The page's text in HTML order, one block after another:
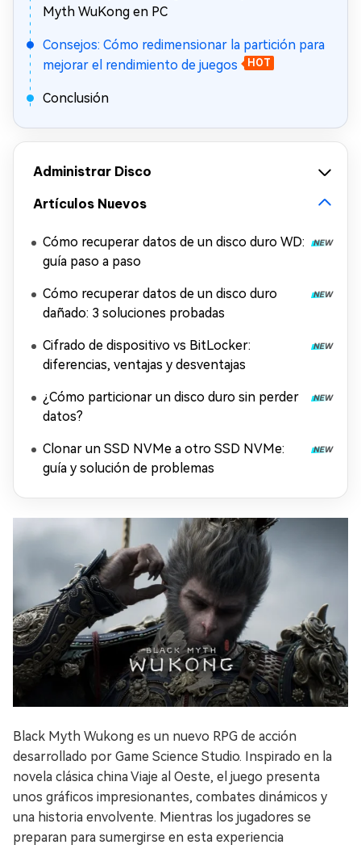
Myth WuKong en PC
Consejos: Cómo redimensionar la partición para
mejorar el rendimiento de juegos
HOT
Conclusión
Administrar Disco
Artículos Nuevos
Cómo recuperar datos de un disco duro WD:
guía paso a paso
Cómo recuperar datos de un disco duro
dañado: 3 soluciones probadas
Cifrado de dispositivo vs BitLocker:
diferencias, ventajas y desventajas
¿Cómo particionar un disco duro sin perder
datos?
Clonar un SSD NVMe a otro SSD NVMe:
guía y solución de problemas
Black Myth Wukong es un nuevo RPG de acción
desarrollado por Game Science Studio. Inspirado en la
novela clásica china Viaje al Oeste, el juego presenta
unos gráficos impresionantes, combates dinámicos y
una historia envolvente. Mientras los jugadores se
preparan para sumergirse en esta experiencia